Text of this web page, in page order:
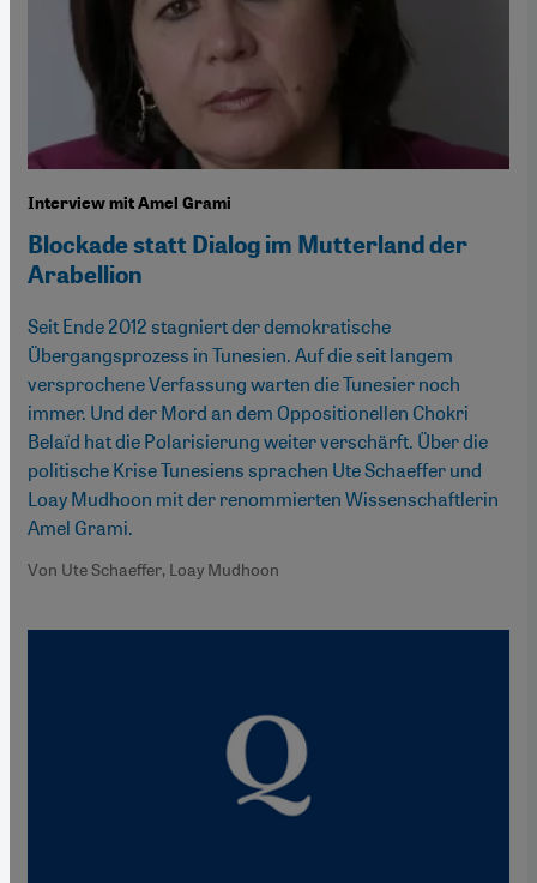
Interview mit Amel Grami
Blockade statt Dialog im Mutterland der
Arabellion
Seit Ende 2012 stagniert der demokratische
Übergangsprozess in Tunesien. Auf die seit langem
versprochene Verfassung warten die Tunesier noch
immer. Und der Mord an dem Oppositionellen Chokri
Belaïd hat die Polarisierung weiter verschärft. Über die
politische Krise Tunesiens sprachen Ute Schaeffer und
Loay Mudhoon mit der renommierten Wissenschaftlerin
Amel Grami.
Von Ute Schaeffer, Loay Mudhoon